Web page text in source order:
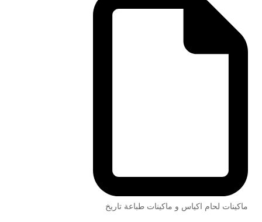
ماكينات لحام اكياس و ماكينات طباعة تاريخ